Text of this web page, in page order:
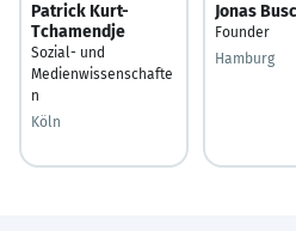
Patrick Kurt-
Tchamendje
Sozial- und
Medienwissenschafte
n
Köln
Jonas
Founder
Hamburg